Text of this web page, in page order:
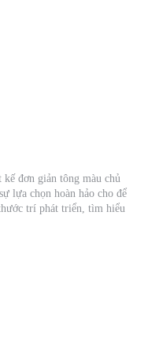
đơn giản tông màu chủ
lựa chọn hoàn hảo cho để
trí phát triển, tìm hiểu